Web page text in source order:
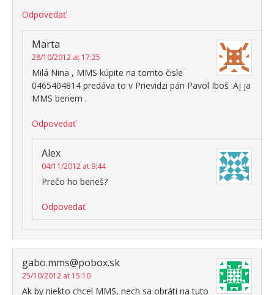
Odpovedať
Marta
28/10/2012 at 17:25
Milá Nina , MMS kúpite na tomto čisle
0465404814 predáva to v Prievidzi pán Pavol Iboš .Aj ja
MMS beriem .
Odpovedať
Alex
04/11/2012 at 9:44
Prečo ho berieš?
Odpovedať
gabo.mms@pobox.sk
25/10/2012 at 15:10
Ak by niekto chcel MMS, nech sa obráti na tuto